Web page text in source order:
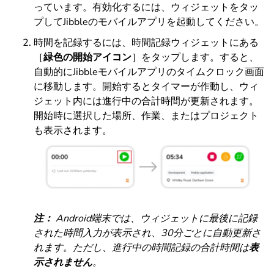
っています。有効化するには、ウィジェットをタッ
プしてJibbleのモバイルアプリを起動してください。
時間を記録するには、時間記録ウィジェットにある
［緑色の開始アイコン］をタップします。すると、
自動的にJibbleモバイルアプリのタイムクロック画面
に移動します。開始するとタイマーが作動し、ウィ
ジェット内には進行中の合計時間が更新されます。
開始時に選択した場所、作業、またはプロジェクト
も表示されます。
注： Android端末では、ウィジェットに最後に記録
された時間入力が表示され、30分ごとに自動更新さ
れます。ただし、進行中の時間記録の合計時間は表
示されません。